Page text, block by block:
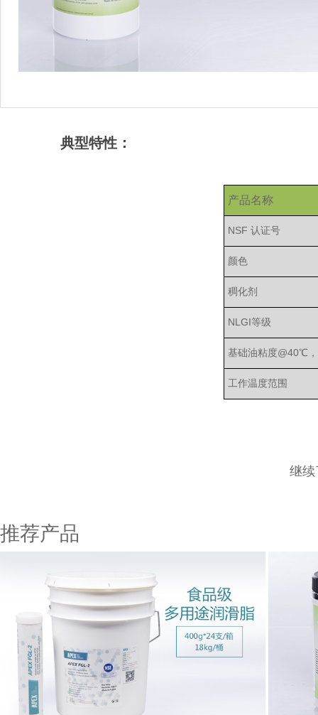
典型特性：
产品名称
NSF 认证号
颜色
稠化剂
NLGI等级
基础油粘度@40℃
工作温度范围
继续
推荐产品